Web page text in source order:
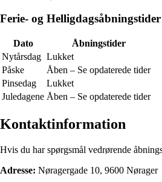
Ferie- og Helligdagsåbningstider
Dato
Åbningstider
Nytårsdag Lukket
Påske
Åben – Se opdaterede tider
Pinsedag
Lukket
Juledagene Åben – Se opdaterede tider
Kontaktinformation
Hvis du har spørgsmål vedrørende
Adresse: Nøragergade 10, 9600 Nørager